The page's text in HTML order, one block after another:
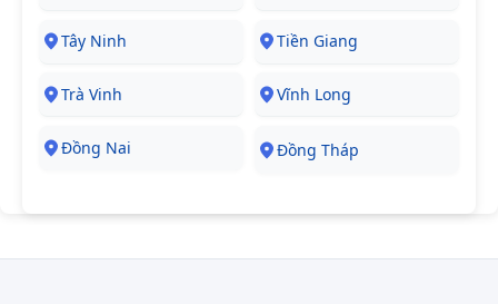
Tây Ninh Tiền Giang
Trà Vinh Vĩnh Long
Đồng Nai Đồng Tháp